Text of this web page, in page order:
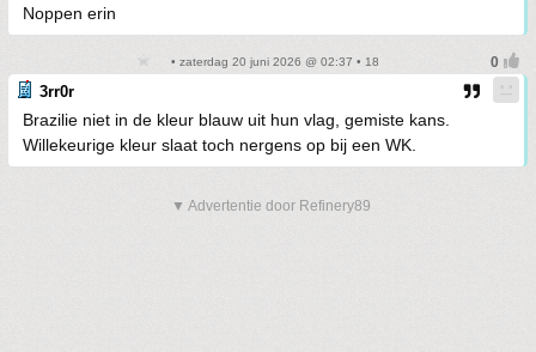
Noppen erin
• zaterdag 20 juni 2026 @ 02:37 • 18
3rr0r
Brazilie niet in de kleur blauw uit hun vlag, gemiste kans.
Willekeurige kleur slaat toch nergens op bij een WK.
▼ Advertentie door Refinery89